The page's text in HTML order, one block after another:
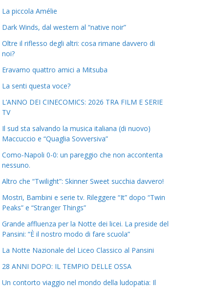
La piccola Amélie
Dark Winds, dal western al “native noir”
Oltre il riflesso degli altri: cosa rimane davvero di
noi?
Eravamo quattro amici a Mitsuba
La senti questa voce?
L’ANNO DEI CINECOMICS: 2026 TRA FILM E SERIE
TV
Il sud sta salvando la musica italiana (di nuovo)
Maccuccio e “Quaglia Sovversiva”
Como-Napoli 0-0: un pareggio che non accontenta
nessuno.
Altro che “Twilight”: Skinner Sweet succhia davvero!
Mostri, Bambini e serie tv. Rileggere “It” dopo “Twin
Peaks” e “Stranger Things”
Grande affluenza per la Notte dei licei. La preside del
Pansini: “È il nostro modo di fare scuola”
La Notte Nazionale del Liceo Classico al Pansini
28 ANNI DOPO: IL TEMPIO DELLE OSSA
Un contorto viaggio nel mondo della ludopatia: Il